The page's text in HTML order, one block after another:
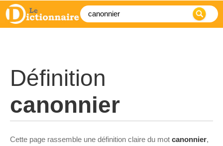
Définition
canonnier
Cette page rassemble une définition claire du mot canonnier,